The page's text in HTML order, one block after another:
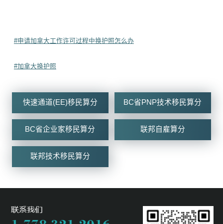
#申请加拿大工作许可过程中换护照怎么办
#加拿大换护照
快速通道(EE)移民算分 BC省PNP技术移民算分
BC省企业家移民算分 联邦自雇算分
联邦技术移民算分